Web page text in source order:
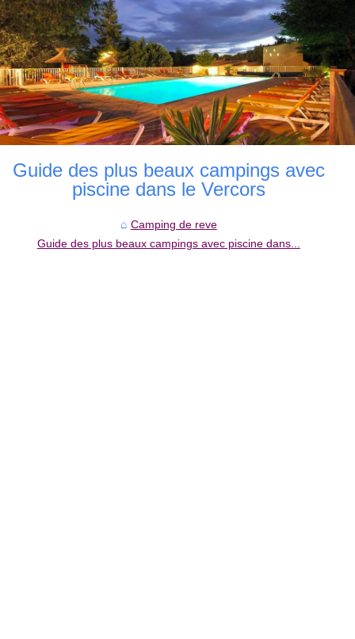
Guide des plus beaux campings avec
piscine dans le Vercors
Camping de reve
Guide des plus beaux campings avec piscine dans...